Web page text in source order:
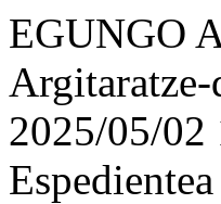
EGUNGO
Argitaratze-
2025/05/02
Espedientea